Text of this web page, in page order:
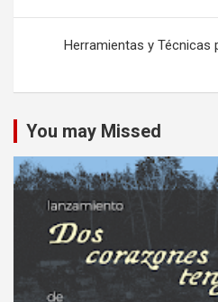
entradas
Herramientas y Técnicas
You may Missed